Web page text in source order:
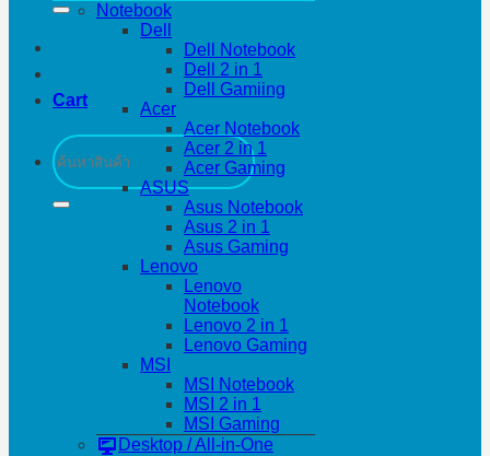
Cart
Search
for:
Notebook
Dell
Dell Notebook
Dell 2 in 1
Dell Gamiing
Acer
Acer Notebook
Acer 2 in 1
Acer Gaming
ASUS
Asus Notebook
Asus 2 in 1
Asus Gaming
Lenovo
Lenovo
Notebook
Lenovo 2 in 1
Lenovo Gaming
MSI
MSI Notebook
MSI 2 in 1
MSI Gaming
Desktop / All-in-One